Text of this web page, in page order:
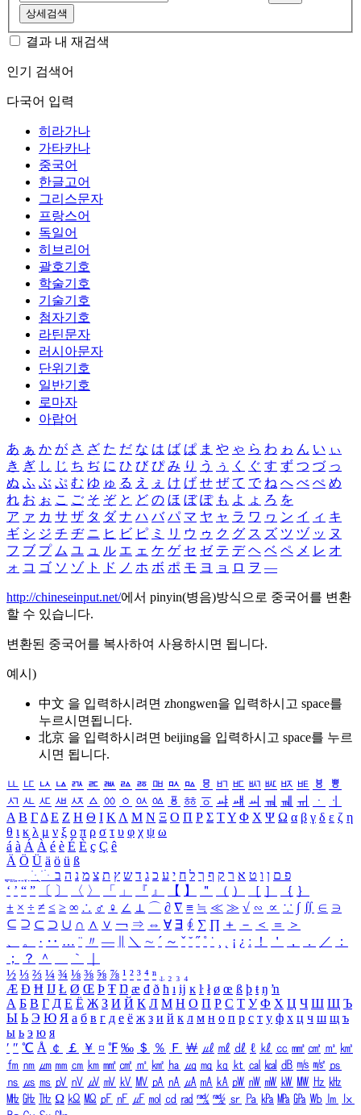
상세검색
결과 내 재검색
인기 검색어
다국어 입력
히라가나
가타카나
중국어
한글고어
그리스문자
프랑스어
독일어
히브리어
괄호기호
학술기호
기술기호
첨자기호
라틴문자
러시아문자
단위기호
일반기호
로마자
아랍어
あ ぁ か が さ ざ た だ な は ば ぱ ま や ゃ ら わ ゎ ん い ぃ
き ぎ し じ ち ぢ に ひ び ぴ み り う ぅ く ぐ す ず つ づ っ
ぬ ふ ぶ ぷ む ゆ ゅ る え ぇ け げ せ ぜ て で ね へ べ ぺ め
れ お ぉ こ ご そ ぞ と ど の ほ ぼ ぽ も よ ょ ろ を
ア ァ カ サ ザ タ ダ ナ ハ バ パ マ ヤ ャ ラ ワ ヮ ン イ ィ キ
ギ シ ジ チ ヂ ニ ヒ ビ ピ ミ リ ウ ゥ ク グ ス ズ ツ ヅ ッ ヌ
フ ブ プ ム ユ ュ ル エ ェ ケ ゲ セ ゼ テ デ ヘ ベ ペ メ レ オ
ォ コ ゴ ソ ゾ ト ド ノ ホ ボ ポ モ ヨ ョ ロ ヲ ―
http://chineseinput.net/에서 pinyin(병음)방식으로 중국어를 변환
할 수 있습니다.
변환된 중국어를 복사하여 사용하시면 됩니다.
예시)
中文 을 입력하시려면 zhongwen을 입력하시고 space를
누르시면됩니다.
北京 을 입력하시려면 beijing을 입력하시고 space를 누르
시면 됩니다.
ㅥ ㅦ ㅧ ㅨ ㅩ ㅪ ㅫ ㅬ ㅭ ㅮ ㅯ ㅰ ㅱ ㅲ ㅳ ㅴ ㅵ ㅶ ㅷ ㅸ
ㅹ
ㅺ ㅻ ㅼ ㅽ ㅾ ㅿ ㆀ ㆁ ㆂ ㆃ ㆄ ㆅ ㆆ ㆇ ㆈ ㆉ ㆊ ㆋ ㆌ ㆍ
ㆎ
Α Β ΓΔ Ε Ζ Η Θ Ι ΚΛ Μ Ν Ξ Ο Π Ρ Σ ΤΥ Φ Χ Ψ Ω α β γ δ ε ζ η
θ ι κ λ μ ν ξ ο π ρ σ τ υ φ χ ψ ω
á à Á À é è É È ç Ç ê
Ä Ö Ü ä ö ü ß
ִֶֹ ֻּ ׁׂ פ ם ן ו ט א ר ק ף ך ל ח י ע כ ג ד ש ץ ת צ מ נ ה ב
‘ ’ “ ” 〔 〕 〈 〉 「 」 『 』 【 】 ＂ （ ） ［ ］ ｛ ｝
± × ÷ ≠ ≤ ≥ ∞ ∴ ♂ ♀ ∠ ⊥ ⌒ ∂ ∇ ≡ ≒ ≪ ≫ √ ∽ ∝ ∵ ∫ ∬ ∈ ∋
⊆ ⊇ ⊂ ⊃ ∪ ∩ ∧ ∨ ￢ ⇒ ⇔ ∀ ∃ ∮ ∑ ∏ ＋ － ＜ ＝
＞
、
。 · ‥ … ¨ 〃 ― ＼ ∼ ´ ～ ˇ ˘ ˝ ˚ ˙ ¸ ¡ ¿ ː ！ ＇ ， ． ／
：
；
？ ＾ ｀
½ ⅓ ⅔ ¼ ¾ ⅛ ⅜ ⅝ ⅞ ¹ ² ³ ⁴ ⁿ ₁ ₂ ₃ ₄
Æ Ð Ħ Ĳ Ł Ø Œ Þ Ŧ Ŋ æ đ ð ħ ı ĳ ĸ ŀ ł ø œ ß þ ŧ ŋ ŉ
А Б В Г Д Е Ё Ж З И Й К Л М Н О П Р С Т У Ф Х Ц Ч Ш Щ Ъ
Ы Ь Э Ю Я а б в г д е ё ж з и й к л м н о п р с т у ф х ц ч ш щ ъ
ы ь э ю я
′ ″ ℃ Å ￠ ￡ ￥ ¤ ℉ ‰ ＄ ％ Ｆ ￦ ㎕ ㎖ ㎗ ℓ ㎘ ㏄ ㎣ ㎤ ㎥ ㎦
㎙ ㎚ ㎛ ㎜ ㎝ ㎞ ㎟ ㎠ ㎡ ㎢ ㏊ ㎍ ㎎ ㎏ ㏏ ㎈ ㎉ ㏈ ㎧ ㎨ ㎰
㎱ ㎲ ㎳ ㎴ ㎵ ㎶ ㎷ ㎸ ㎹ ㎀ ㎁ ㎂ ㎃ ㎄ ㎺ ㎻ ㎽ ㎾ ㎿ ㎐ ㎑
㎒ ㎓ ㎔ Ω ㏀ ㏁ ㎊ ㎋ ㎌ ㏖ ㏅ ㎭ ㎮ ㎯ ㏛ ㎩ ㎪ ㎫ ㎬ ㏝ ㏐
㏓